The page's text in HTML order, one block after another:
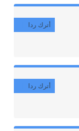
أترك ردا
أترك ردا